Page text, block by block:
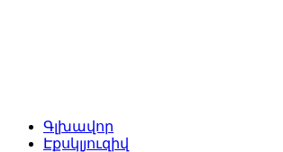
Գլխավոր
Էքսկլյուզիվ